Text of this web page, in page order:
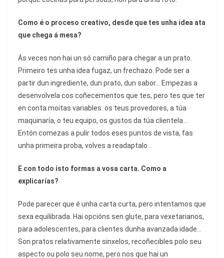
Como é o proceso creativo, desde que tes unha idea ata
que chega á mesa?
Ás veces non hai un só camiño para chegar a un prato.
Primeiro tes unha idea fugaz, un frechazo. Pode ser a
partir dun ingrediente, dun prato, dun sabor… Empezas a
desenvolvela cos coñecementos que tes, pero tes que ter
en conta moitas variables: os teus provedores, a túa
maquinaría, o teu equipo, os gustos da túa clientela…
Entón comezas a pulir todos eses puntos de vista, fas
unha primeira proba, volves a readaptalo…
E con todo isto formas a vosa carta. Como a
explicarías?
Pode parecer que é unha carta curta, pero intentamos que
sexa equilibrada. Hai opcións sen glute, para vexetarianos,
para adolescentes, para clientes dunha avanzada idade…
Son pratos relativamente sinxelos, recoñecibles polo seu
aspecto ou polo seu nome, pero nos que hai un